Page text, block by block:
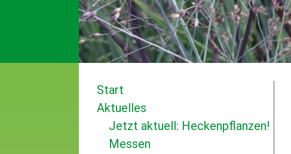
Start
Aktuelles
Jetzt aktuell: Heckenpflanzen!
Messen